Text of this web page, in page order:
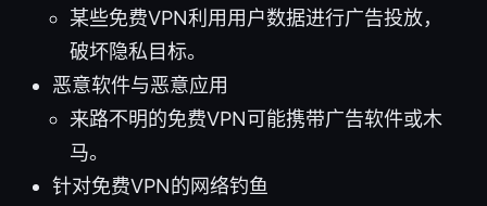
某些免费VPN利用用户数据进行广告投放，
破坏隐私目标。
恶意软件与恶意应用
来路不明的免费VPN可能携带广告软件或木
马。
针对免费VPN的网络钓鱼